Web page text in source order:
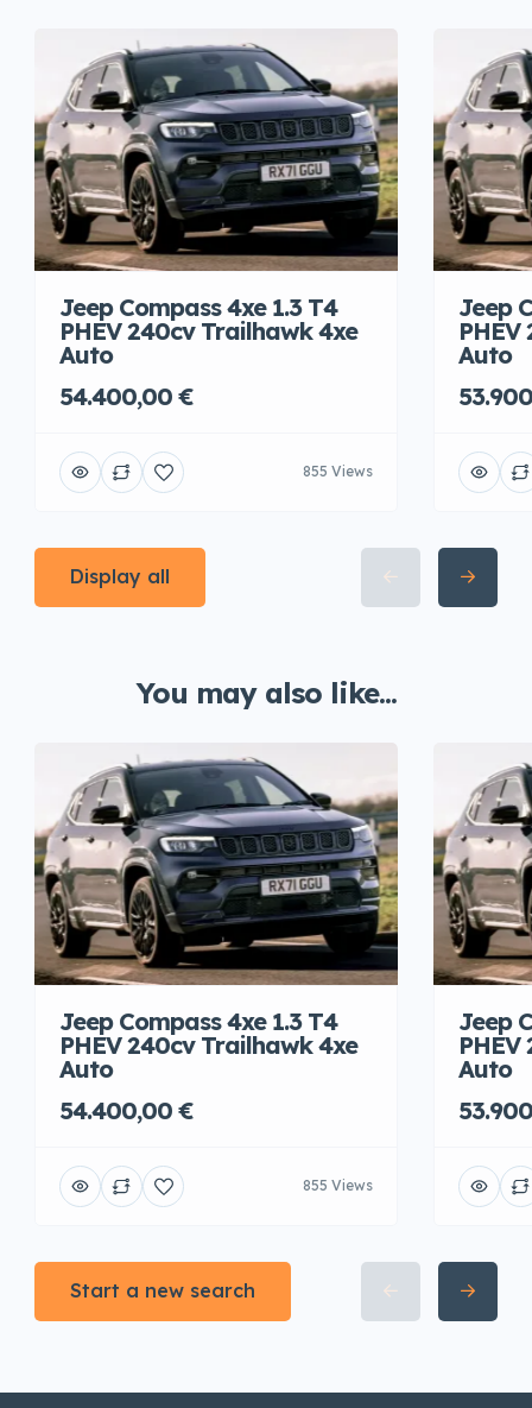
Jeep Compass 4xe 1.3 T4
PHEV 240cv Trailhawk 4xe
Auto
54.400,00 €
855 Views
Jeep
Auto
Display all
You may also like...
Jeep Compass 4xe 1.3 T4
PHEV 240cv Trailhawk 4xe
Auto
54.400,00 €
855 Views
Jeep
Auto
Start a new search